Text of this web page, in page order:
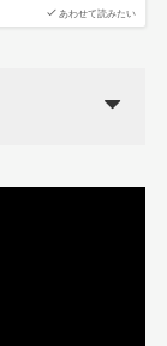
あわせて読みたい